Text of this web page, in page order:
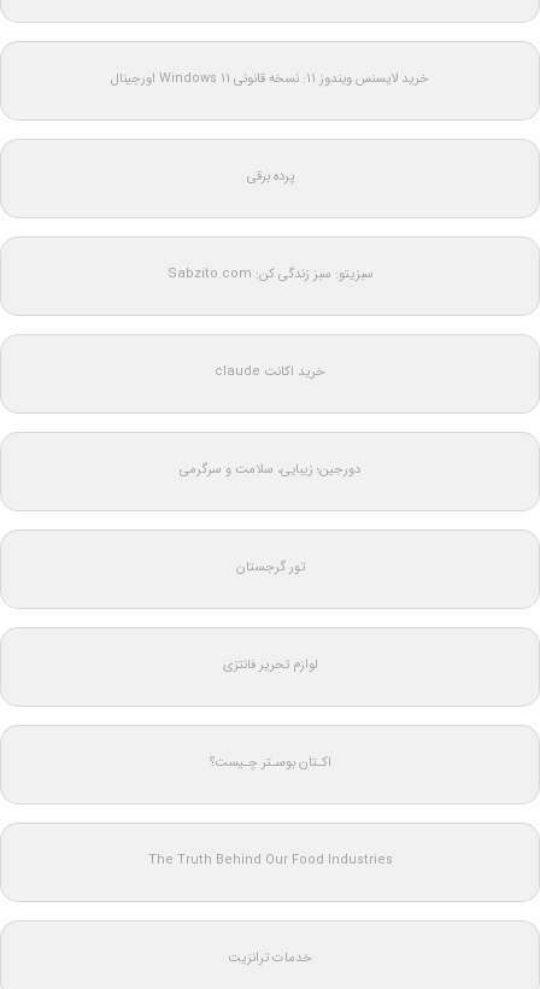
خرید لایسنس ویندوز 11: نسخه قانونی Windows 11 اورجینال
پرده برقی
سبزیتو: سبز زندگی کن: Sabzito.com
خرید اکانت claude
دورجین؛ زیبایی، سلامت و سرگرمی
تور گرجستان
لوازم تحریر فانتزی
اکـتان بوسـتر چـیست؟
The Truth Behind Our Food Industries
خدمات ترانزیت